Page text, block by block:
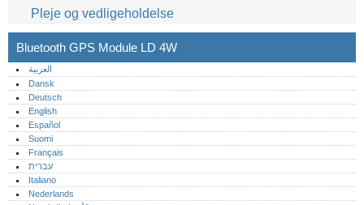
Pleje og vedligeholdelse
Bluetooth GPS Module LD 4W
العربية
Dansk
Deutsch
English
Español
Suomi
Français
עברית
Italiano
Nederlands